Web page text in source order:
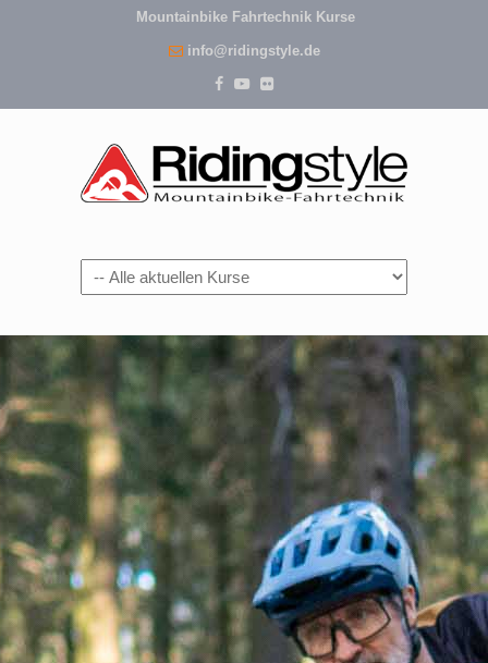
Mountainbike Fahrtechnik Kurse
info@ridingstyle.de
Navigation